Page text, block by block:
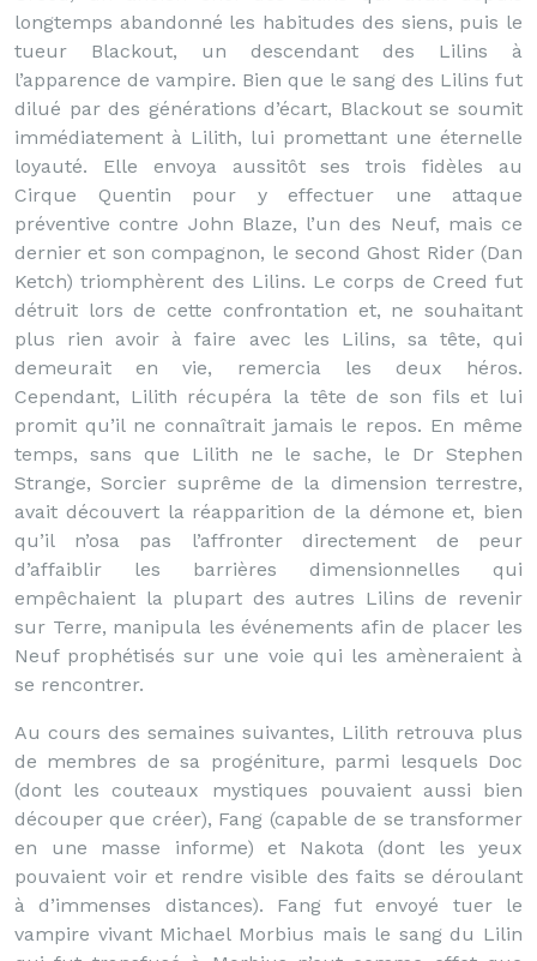
longtemps abandonné les habitudes des siens, puis le
tueur Blackout, un descendant des Lilins à
l’apparence de vampire. Bien que le sang des Lilins fut
dilué par des générations d’écart, Blackout se soumit
immédiatement à Lilith, lui promettant une éternelle
loyauté. Elle envoya aussitôt ses trois fidèles au
Cirque Quentin pour y effectuer une attaque
préventive contre John Blaze, l’un des Neuf, mais ce
dernier et son compagnon, le second Ghost Rider (Dan
Ketch) triomphèrent des Lilins. Le corps de Creed fut
détruit lors de cette confrontation et, ne souhaitant
plus rien avoir à faire avec les Lilins, sa tête, qui
demeurait en vie, remercia les deux héros.
Cependant, Lilith récupéra la tête de son fils et lui
promit qu’il ne connaîtrait jamais le repos. En même
temps, sans que Lilith ne le sache, le Dr Stephen
Strange, Sorcier suprême de la dimension terrestre,
avait découvert la réapparition de la démone et, bien
qu’il n’osa pas l’affronter directement de peur
d’affaiblir les barrières dimensionnelles qui
empêchaient la plupart des autres Lilins de revenir
sur Terre, manipula les événements afin de placer les
Neuf prophétisés sur une voie qui les amèneraient à
se rencontrer.
Au cours des semaines suivantes, Lilith retrouva plus
de membres de sa progéniture, parmi lesquels Doc
(dont les couteaux mystiques pouvaient aussi bien
découper que créer), Fang (capable de se transformer
en une masse informe) et Nakota (dont les yeux
pouvaient voir et rendre visible des faits se déroulant
à d’immenses distances). Fang fut envoyé tuer le
vampire vivant Michael Morbius mais le sang du Lilin